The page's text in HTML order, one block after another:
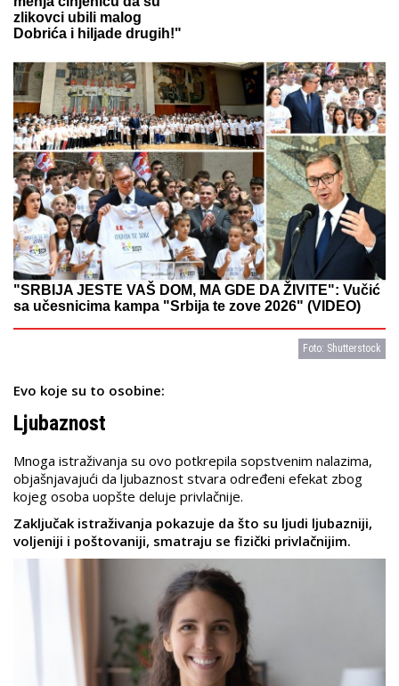
Foto: Shutterstock
zlikovci ubili malog
Dobrića i hiljade drugih!"
"SRBIJA JESTE VAŠ DOM, MA GDE DA ŽIVITE": Vučić
sa učesnicima kampa "Srbija te zove 2026" (VIDEO)
Evo koje su to osobine:
Ljubaznost
Mnoga istraživanja su ovo potkrepila sopstvenim nalazima,
objašnjavajući da ljubaznost stvara određeni efekat zbog
kojeg osoba uopšte deluje privlačnije.
Zaključak istraživanja pokazuje da što su ljudi ljubazniji,
voljeniji i poštovaniji, smatraju se fizički privlačnijim.